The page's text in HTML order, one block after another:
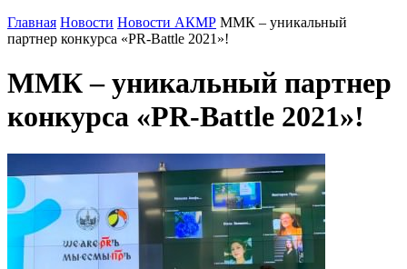
Главная Новости Новости АКМР ММК – уникальный
партнер конкурса «PR-Battle 2021»!
ММК – уникальный партнер
конкурса «PR-Battle 2021»!